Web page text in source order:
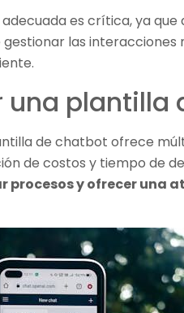
es crítica, ya
las interacciones
una plantilla
de chatbot ofrece
de costos y tiempo de
procesos y ofrecer una